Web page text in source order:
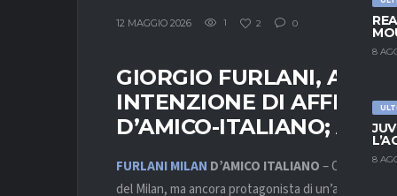
8
8
12 MAGGIO 2026 1 2 0
GIORGIO FURLANI, AD
INTENZIONE DI
D’AMICO-ITALIANO;
FURLANIMILAN D’AMICO ITALIANO– Offeso,
del Milan, ma ancora protagonista di un’altra